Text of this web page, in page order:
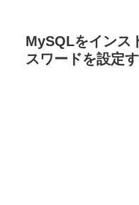
MySQLをインス
スワードを設定